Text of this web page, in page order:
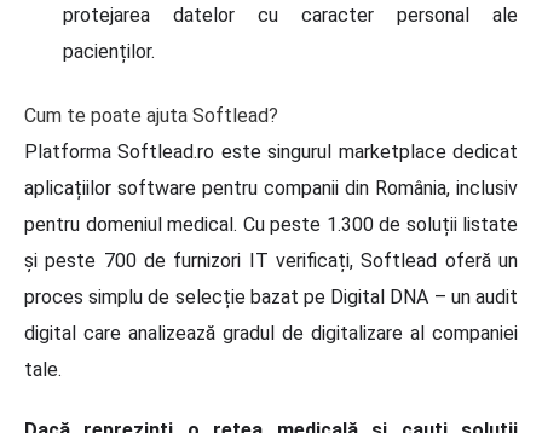
protejarea datelor cu caracter personal ale
pacienților.
Cum te poate ajuta Softlead?
Platforma Softlead.ro este singurul marketplace dedicat
aplicațiilor software pentru companii din România, inclusiv
pentru domeniul medical. Cu peste 1.300 de soluții listate
și peste 700 de furnizori IT verificați, Softlead oferă un
proces simplu de selecție bazat pe Digital DNA – un audit
digital care analizează gradul de digitalizare al companiei
tale.